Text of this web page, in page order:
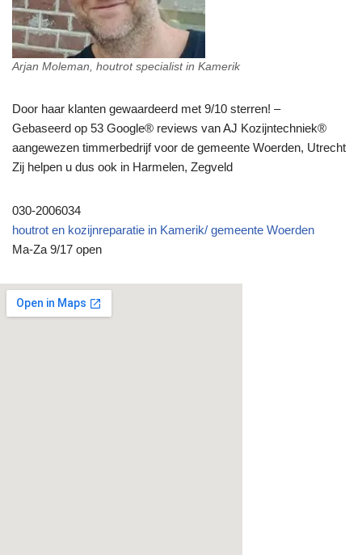
Arjan Moleman, houtrot specialist in Kamerik
Door haar klanten gewaardeerd met 9/10 sterren! –
Gebaseerd op 53 Google® reviews van AJ Kozijntechniek®
aangewezen timmerbedrijf voor de gemeente Woerden, Utrecht
Zij helpen u dus ook in Harmelen, Zegveld
030-2006034
houtrot en kozijnreparatie in Kamerik/ gemeente Woerden
Ma-Za 9/17 open